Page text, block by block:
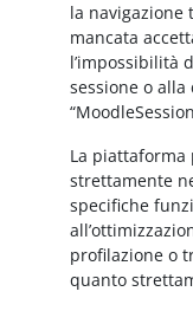
la navigazione
mancata
l’impossibilità
sessione o
La
strettamente
specifiche
profilazione o
quanto